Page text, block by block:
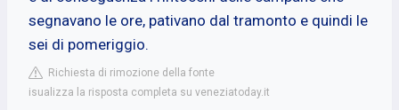
segnavano le ore, pativano dal tramonto e quindi le
sei di pomeriggio.
Richiesta di rimozione della fonte
isualizza la risposta completa su veneziatoday.it